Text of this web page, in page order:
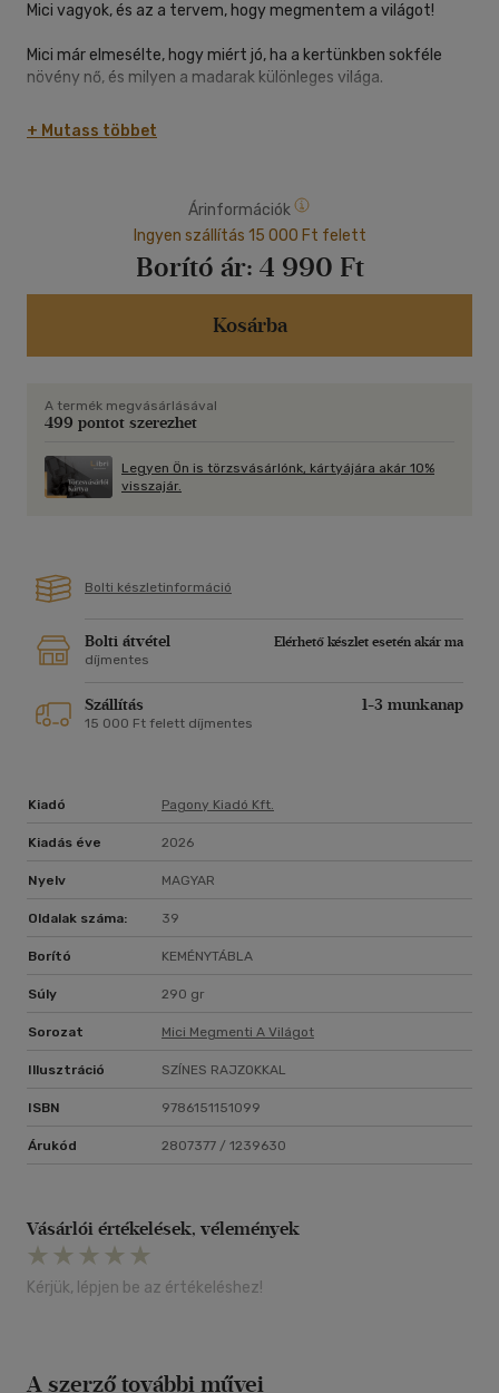
Mici vagyok, és az a tervem, hogy megmentem a világot!
Mici már elmesélte, hogy miért jó, ha a kertünkben sokféle
növény nő, és milyen a madarak különleges világa.
Most pedig Növényevő Gábor segítségével megmutatja, hogy
hús nélkül is lehet finomakat enni! Mert Gábor min­denre tudja
nem annyira tetszik neki, hogy a gyerekek ezen felbuzdulva
törzsi háborút rendeznek a kertjében. Mert ha szeretnénk
közösen megmenteni a Földet, akkor nem jó ötlet össze-
veszni. Úgyhogy inkább csapnak egy jó nagy lakomát, amin
mindenféle ételt megkóstolnak, még a növényes palacsintát
+ Mutass többet
Árinformációk
Ingyen szállítás 15 000 Ft felett
Borító ár: 4 990 Ft
Kosárba
A termék megvásárlásával
499 pontot szerezhet
Legyen Ön is törzsvásárlónk, kártyájára akár 10%
visszajár.
Bolti készletinformáció
Bolti átvétel
Elérhető készlet esetén akár ma
díjmentes
Szállítás 1-3 munkanap
15 000 Ft felett díjmentes
Kiadó Pagony Kiadó Kft.
Kiadás éve 2026
Nyelv MAGYAR
Oldalak száma: 39
Borító KEMÉNYTÁBLA
Súly 290 gr
Sorozat Mici Megmenti A Világot
Illusztráció SZÍNES RAJZOKKAL
ISBN 9786151151099
Árukód 2807377 / 1239630
Vásárlói értékelések, vélemények
Kérjük, lépjen be az értékeléshez!
A szerző további művei